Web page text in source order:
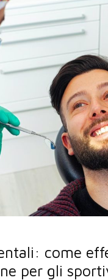
come
per gli